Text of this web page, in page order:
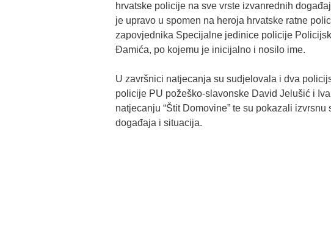
hrvatske policije na sve vrste izvanrednih
je upravo u spomen na heroja hrvatske ratne
zapovjednika Specijalne jedinice policije
Đamića, po kojemu je inicijalno i nosilo ime.
U završnici natjecanja su sudjelovala i dva
policije PU požeško-slavonske David Jelušić i
natjecanju “Štit Domovine” te su pokazali
događaja i situacija.